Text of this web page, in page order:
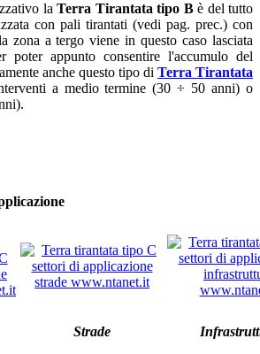
la Terra Tirantata tipo Bè del tutto
con pali tirantati (vedi pag. prec.) con
zona a tergo viene in questo caso lasciata
poter appunto consentire l'accumulo del
anche questo tipo di Terra Tirantata
a medio termine (30 ÷ 50 anni) o
Strade